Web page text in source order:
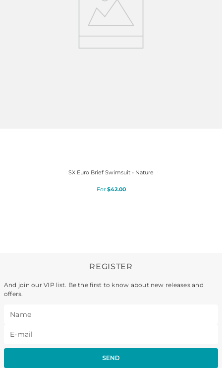
SX Euro Brief Swimsuit - Nature
$42.00
REGISTER
And join our VIP list. Be the first to know about new releases and
offers.
SEND